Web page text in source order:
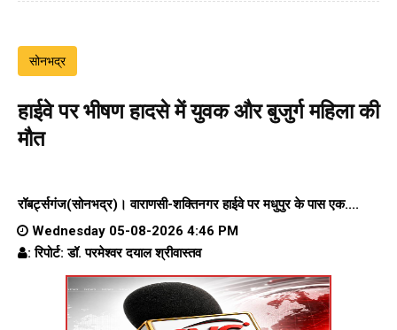
सोनभद्र
हाईवे पर भीषण हादसे में युवक और बुजुर्ग महिला की
मौत
रॉबर्ट्सगंज(सोनभद्र)। वाराणसी-शक्तिनगर हाईवे परमधुपुर के पास एक....
Wednesday 05-08-2026 4:46 PM
: रिपोर्ट: डॉ. परमेश्वर दयाल श्रीवास्तव